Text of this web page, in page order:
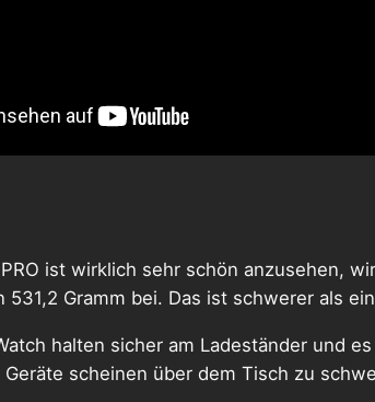
PRO ist wirklich sehr schön anzusehen,
531,2 Gramm bei. Das ist schwerer als
halten sicher am Ladeständer und
scheinen über dem Tisch zu